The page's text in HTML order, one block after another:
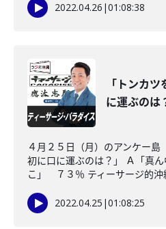
2022.04.26 |01:08:38
「トンカ
に運ぶのは
４月２５日（月）のアンケー
初に口に運ぶのは？」 Ａ「真
こ」 ７３％ ティーサージ的沖
2022.04.25 |01:08:25